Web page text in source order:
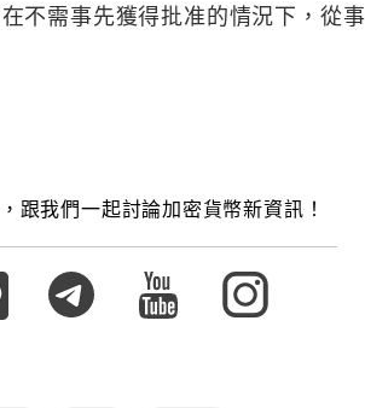
不需事先獲得批准的情況下，從事
跟我們一起討論加密貨幣新資訊！